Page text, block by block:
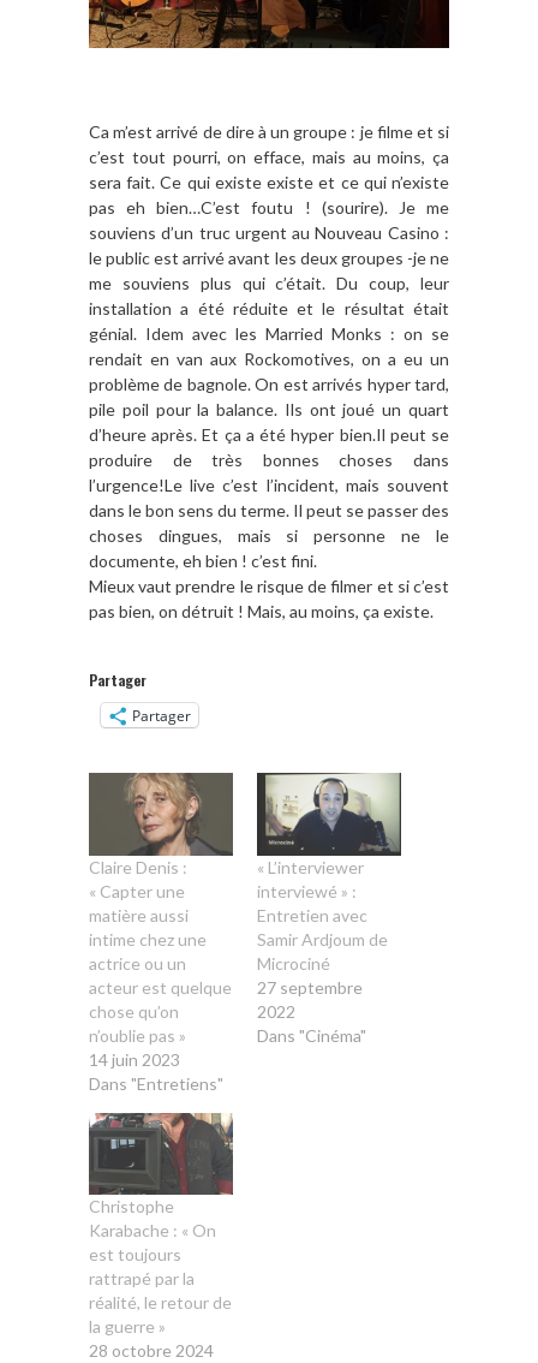
Ca m’est arrivé de dire à un groupe : je filme et si
c’est tout pourri, on efface, mais au moins, ça
sera fait. Ce qui existe existe et ce qui n’existe
pas eh bien…C’est foutu ! (sourire). Je me
souviens d’un truc urgent au Nouveau Casino :
le public est arrivé avant les deux groupes -je ne
me souviens plus qui c’était. Du coup, leur
installation a été réduite et le résultat était
génial. Idem avec les Married Monks : on se
rendait en van aux Rockomotives, on a eu un
problème de bagnole. On est arrivés hyper tard,
pile poil pour la balance. Ils ont joué un quart
d’heure après. Et ça a été hyper bien.Il peut se
produire de très bonnes choses dans
l’urgence!Le live c’est l’incident, mais souvent
dans le bon sens du terme. Il peut se passer des
choses dingues, mais si personne ne le
documente, eh bien ! c’est fini.
Mieux vaut prendre le risque de filmer et si c’est
pas bien, on détruit ! Mais, au moins, ça existe.
Partager
Partager
Claire Denis :
« Capter une
matière aussi
intime chez une
actrice ou un
acteur est quelque
chose qu’on
n’oublie pas »
14 juin 2023
Dans "Entretiens"
« L’interviewer
interviewé » :
Entretien avec
Samir Ardjoum de
Microciné
27 septembre
2022
Dans "Cinéma"
Christophe
Karabache : « On
est toujours
rattrapé par la
réalité, le retour de
la guerre »
28 octobre 2024